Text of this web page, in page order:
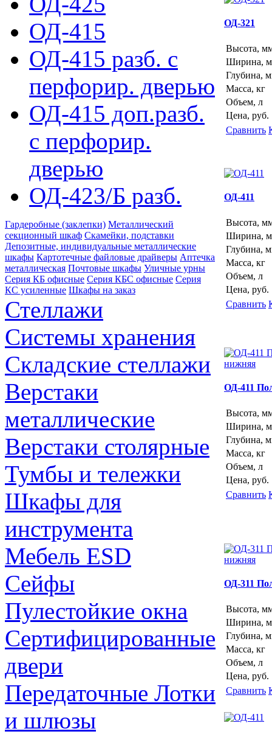
ОД-415
ОД-415 разб. с
перфорир. дверью
ОД-415 доп.разб.
с перфорир.
дверью
ОД-423/Б разб.
Гардеробные (заклепки) Металлический
секционный шкаф Скамейки, подставки
Депозитные, индивидуальные металлические
шкафы Картотечные файловые драйверы Аптечка
металлическая Почтовые шкафы Уличные урны
Серия КБ офисные Серия КБС офисные Серия
КC усиленные Шкафы на заказ
Стеллажи
Системы хранения
Складские стеллажи
Верстаки
металлические
Верстаки столярные
Тумбы и тележки
Шкафы для
инструмента
Мебель ESD
Сейфы
Пулестойкие окна
Сертифицированные
двери
Передаточные Лотки
и шлюзы
ОД-321
Высота,
Ширина,
Глубина,
Масса, кг
Объем, л
Цена, руб.
Сравнить
ОД-411
Высота,
Ширина,
Глубина,
Масса, кг
Объем, л
Цена, руб.
Сравнить
ОД-411
Высота,
Ширина,
Глубина,
Масса, кг
Объем, л
Цена, руб.
Сравнить
ОД-311
Высота,
Ширина,
Глубина,
Масса, кг
Объем, л
Цена, руб.
Сравнить